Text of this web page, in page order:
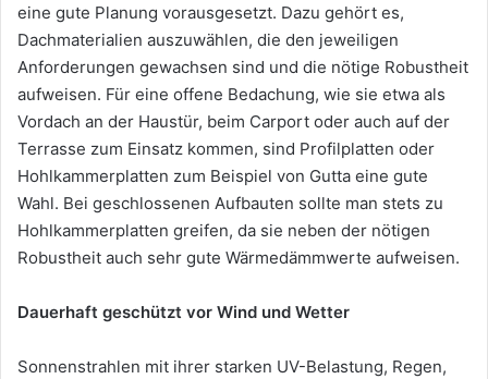
eine gute Planung vorausgesetzt. Dazu gehört es,
Dachmaterialien auszuwählen, die den jeweiligen
Anforderungen gewachsen sind und die nötige Robustheit
aufweisen. Für eine offene Bedachung, wie sie etwa als
Vordach an der Haustür, beim Carport oder auch auf der
Terrasse zum Einsatz kommen, sind Profilplatten oder
Hohlkammerplatten zum Beispiel von Gutta eine gute
Wahl. Bei geschlossenen Aufbauten sollte man stets zu
Hohlkammerplatten greifen, da sie neben der nötigen
Robustheit auch sehr gute Wärmedämmwerte aufweisen.
Dauerhaft geschützt vor Wind und Wetter
Sonnenstrahlen mit ihrer starken UV-Belastung, Regen,